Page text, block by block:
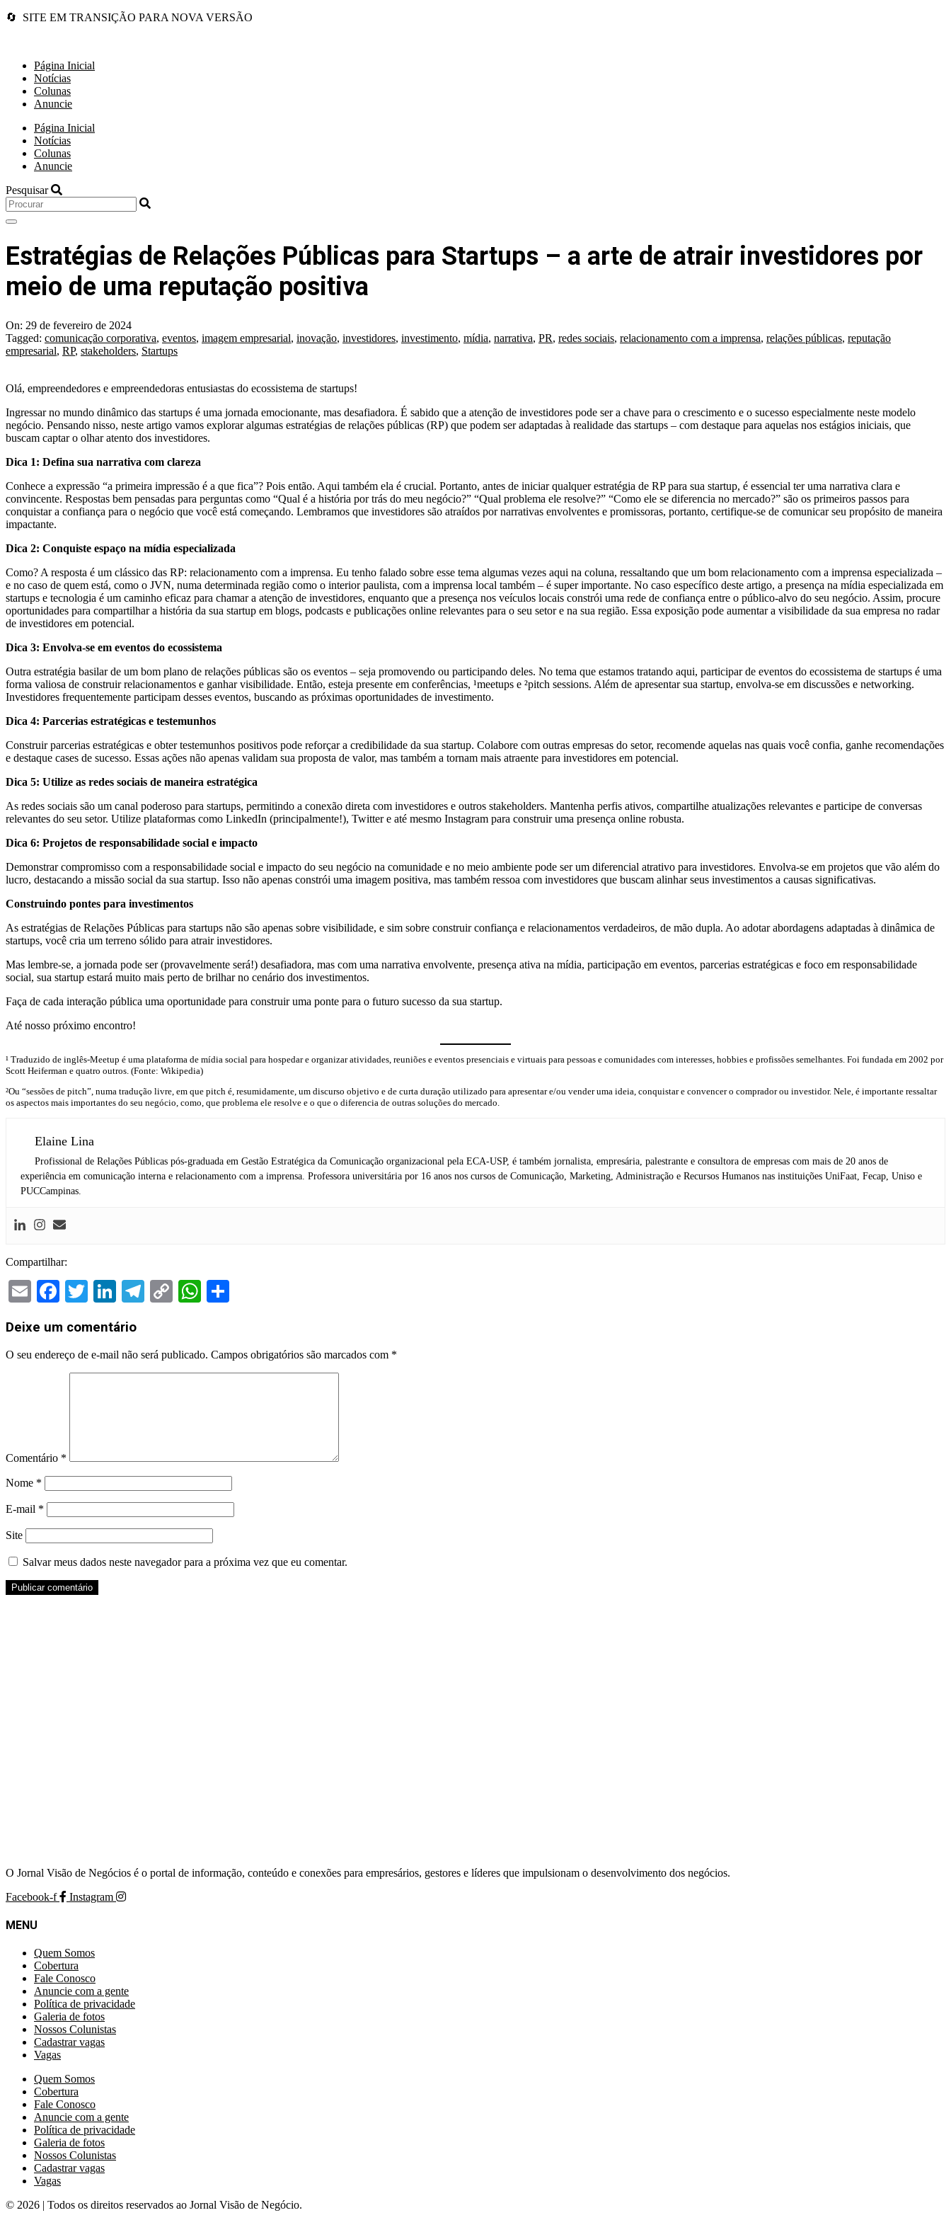
🔄 SITE EM TRANSIÇÃO PARA NOVA VERSÃO
Página Inicial
Notícias
Colunas
Anuncie
Página Inicial
Notícias
Colunas
Anuncie
Pesquisar
Estratégias de Relações Públicas para Startups – a arte de atrair investidores por
meio de uma reputação positiva
On: 29 de fevereiro de 2024
Tagged: comunicação corporativa, eventos, imagem empresarial, inovação, investidores, investimento, mídia, narrativa, PR, redes sociais, relacionamento com a imprensa, relações públicas, reputação
empresarial, RP, stakeholders, Startups
Olá, empreendedores e empreendedoras entusiastas do ecossistema de startups!
Ingressar no mundo dinâmico das startups é uma jornada emocionante, mas desafiadora. É sabido que a atenção de investidores pode ser a chave para o crescimento e o sucesso especialmente neste modelo
negócio. Pensando nisso, neste artigo vamos explorar algumas estratégias de relações públicas (RP) que podem ser adaptadas à realidade das startups – com destaque para aquelas nos estágios iniciais, que
buscam captar o olhar atento dos investidores.
Dica 1: Defina sua narrativa com clareza
Conhece a expressão “a primeira impressão é a que fica”? Pois então. Aqui também ela é crucial. Portanto, antes de iniciar qualquer estratégia de RP para sua startup, é essencial ter uma narrativa clara e
convincente. Respostas bem pensadas para perguntas como “Qual é a história por trás do meu negócio?” “Qual problema ele resolve?” “Como ele se diferencia no mercado?” são os primeiros passos para
conquistar a confiança para o negócio que você está começando. Lembramos que investidores são atraídos por narrativas envolventes e promissoras, portanto, certifique-se de comunicar seu propósito de maneira
impactante.
Dica 2: Conquiste espaço na mídia especializada
Como? A resposta é um clássico das RP: relacionamento com a imprensa. Eu tenho falado sobre esse tema algumas vezes aqui na coluna, ressaltando que um bom relacionamento com a imprensa especializada –
e no caso de quem está, como o JVN, numa determinada região como o interior paulista, com a imprensa local também – é super importante. No caso específico deste artigo, a presença na mídia especializada em
startups e tecnologia é um caminho eficaz para chamar a atenção de investidores, enquanto que a presença nos veículos locais constrói uma rede de confiança entre o público-alvo do seu negócio. Assim, procure
oportunidades para compartilhar a história da sua startup em blogs, podcasts e publicações online relevantes para o seu setor e na sua região. Essa exposição pode aumentar a visibilidade da sua empresa no radar
de investidores em potencial.
Dica 3: Envolva-se em eventos do ecossistema
Outra estratégia basilar de um bom plano de relações públicas são os eventos – seja promovendo ou participando deles. No tema que estamos tratando aqui, participar de eventos do ecossistema de startups é uma
forma valiosa de construir relacionamentos e ganhar visibilidade. Então, esteja presente em conferências, ¹meetups e ²pitch sessions. Além de apresentar sua startup, envolva-se em discussões e networking.
Investidores frequentemente participam desses eventos, buscando as próximas oportunidades de investimento.
Dica 4: Parcerias estratégicas e testemunhos
Construir parcerias estratégicas e obter testemunhos positivos pode reforçar a credibilidade da sua startup. Colabore com outras empresas do setor, recomende aquelas nas quais você confia, ganhe recomendações
e destaque cases de sucesso. Essas ações não apenas validam sua proposta de valor, mas também a tornam mais atraente para investidores em potencial.
Dica 5: Utilize as redes sociais de maneira estratégica
As redes sociais são um canal poderoso para startups, permitindo a conexão direta com investidores e outros stakeholders. Mantenha perfis ativos, compartilhe atualizações relevantes e participe de conversas
relevantes do seu setor. Utilize plataformas como LinkedIn (principalmente!), Twitter e até mesmo Instagram para construir uma presença online robusta.
Dica 6: Projetos de responsabilidade social e impacto
Demonstrar compromisso com a responsabilidade social e impacto do seu negócio na comunidade e no meio ambiente pode ser um diferencial atrativo para investidores. Envolva-se em projetos que vão além do
lucro, destacando a missão social da sua startup. Isso não apenas constrói uma imagem positiva, mas também ressoa com investidores que buscam alinhar seus investimentos a causas significativas.
Construindo pontes para investimentos
As estratégias de Relações Públicas para startups não são apenas sobre visibilidade, e sim sobre construir confiança e relacionamentos verdadeiros, de mão dupla. Ao adotar abordagens adaptadas à dinâmica de
startups, você cria um terreno sólido para atrair investidores.
Mas lembre-se, a jornada pode ser (provavelmente será!) desafiadora, mas com uma narrativa envolvente, presença ativa na mídia, participação em eventos, parcerias estratégicas e foco em responsabilidade
social, sua startup estará muito mais perto de brilhar no cenário dos investimentos.
Faça de cada interação pública uma oportunidade para construir uma ponte para o futuro sucesso da sua startup.
Até nosso próximo encontro!
¹ Traduzido de inglês-Meetup é uma plataforma de mídia social para hospedar e organizar atividades, reuniões e eventos presenciais e virtuais para pessoas e comunidades com interesses, hobbies e profissões semelhantes. Foi fundada em 2002 por
Scott Heiferman e quatro outros. (Fonte: Wikipedia)
²Ou “sessões de pitch”, numa tradução livre, em que pitch é, resumidamente, um discurso objetivo e de curta duração utilizado para apresentar e/ou vender uma ideia, conquistar e convencer o comprador ou investidor. Nele, é importante ressaltar
os aspectos mais importantes do seu negócio, como, que problema ele resolve e o que o diferencia de outras soluções do mercado.
Elaine Lina
Profissional de Relações Públicas pós-graduada em Gestão Estratégica da Comunicação organizacional pela ECA-USP, é também jornalista, empresária, palestrante e consultora de empresas com mais de 20 anos de
experiência em comunicação interna e relacionamento com a imprensa. Professora universitária por 16 anos nos cursos de Comunicação, Marketing, Administração e Recursos Humanos nas instituições UniFaat, Fecap, Uniso e
PUCCampinas.
Compartilhar:
EmailFacebook
TwitterLinkedIn
Telegram
CopyWhatsApp
2024-
02-
29
Deixe um comentário
O seu endereço de e-mail não será publicado. Campos obrigatórios são marcados com *
Comentário *
Nome *
E-mail *
Site
Salvar meus dados neste navegador para a próxima vez que eu comentar.
O Jornal Visão de Negócios é o portal de informação, conteúdo e conexões para empresários, gestores e líderes que impulsionam o desenvolvimento dos negócios.
Facebook-f
Instagram
MENU
Quem Somos
Cobertura
Fale Conosco
Anuncie com a gente
Política de privacidade
Galeria de fotos
Nossos Colunistas
Cadastrar vagas
Vagas
Quem Somos
Cobertura
Fale Conosco
Anuncie com a gente
Política de privacidade
Galeria de fotos
Nossos Colunistas
Cadastrar vagas
Vagas
© 2026 | Todos os direitos reservados ao Jornal Visão de Negócio.